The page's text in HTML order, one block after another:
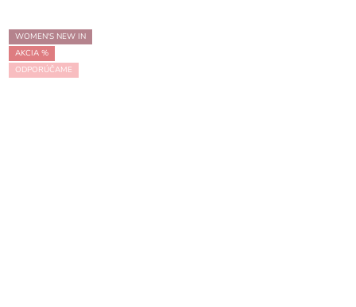
WOMEN'S NEW IN
AKCIA %
ODPORÚČAME